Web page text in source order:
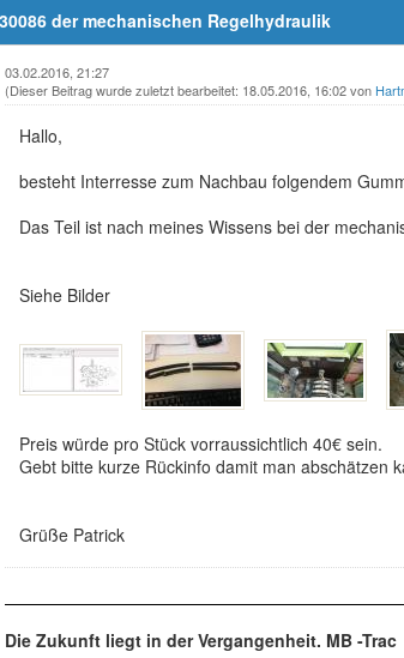
der mechanischen Regelhydraulik
03.02.2016, 21:27
(Dieser Beitrag wurde zuletzt bearbeitet: 18.05.2016, 16:02 von
Hallo,
besteht Interresse zum Nachbau folgendem
Das Teil ist nach meines Wissens bei der
Siehe Bilder
Preis würde pro Stück vorraussichtlich 40€ sein.
Gebt bitte kurze Rückinfo damit man abschätzen
Grüße Patrick
Die Zukunft liegt in der Vergangenheit. MB -Trac